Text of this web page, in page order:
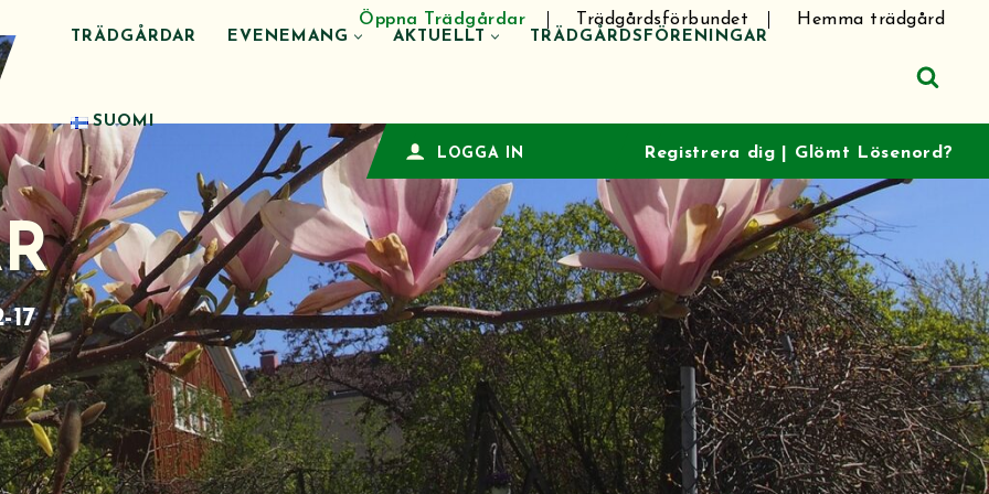
Öppna Trädgårdar Trädgårdsförbundet Hemma trädgård
TRÄDGÅRDAR EVENEMANG AKTUELLT TRÄDGÅRDSFÖRENINGAR
SUOMI
LOGGA IN
Registrera dig Glömt Lösenord?